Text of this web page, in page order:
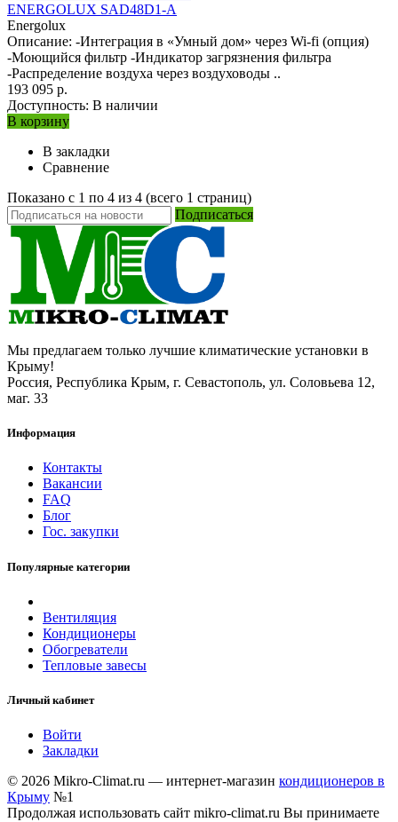
ENERGOLUX SAD48D1-A
Energolux
Описание: -Интеграция в «Умный дом» через Wi-fi (опция)
-Моющийся фильтр -Индикатор загрязнения фильтра
-Распределение воздуха через воздуховоды ..
193 095 р.
Доступность: В наличии
В корзину
В закладки
Сравнение
Показано с 1 по 4 из 4 (всего 1 страниц)
Подписаться
Мы предлагаем только лучшие климатические установки в
Крыму!
Россия, Республика Крым, г. Севастополь, ул. Соловьева 12,
маг. 33
Информация
Контакты
Вакансии
FAQ
Блог
Гос. закупки
Популярные категории
Вентиляция
Кондиционеры
Обогреватели
Тепловые завесы
Личный кабинет
Войти
Закладки
© 2026 Mikro-Climat.ru — интернет-магазин кондиционеров в
Крыму №1
Продолжая использовать сайт mikro-climat.ru Вы принимаете